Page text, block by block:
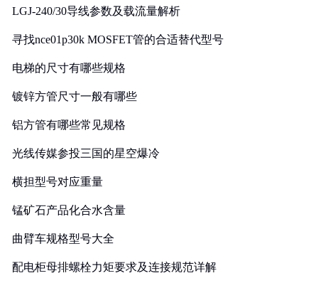
LGJ-240/30导线参数及载流量解析
寻找nce01p30k MOSFET管的合适替代型号
电梯的尺寸有哪些规格
镀锌方管尺寸一般有哪些
铝方管有哪些常见规格
光线传媒参投三国的星空爆冷
横担型号对应重量
锰矿石产品化合水含量
曲臂车规格型号大全
配电柜母排螺栓力矩要求及连接规范详解